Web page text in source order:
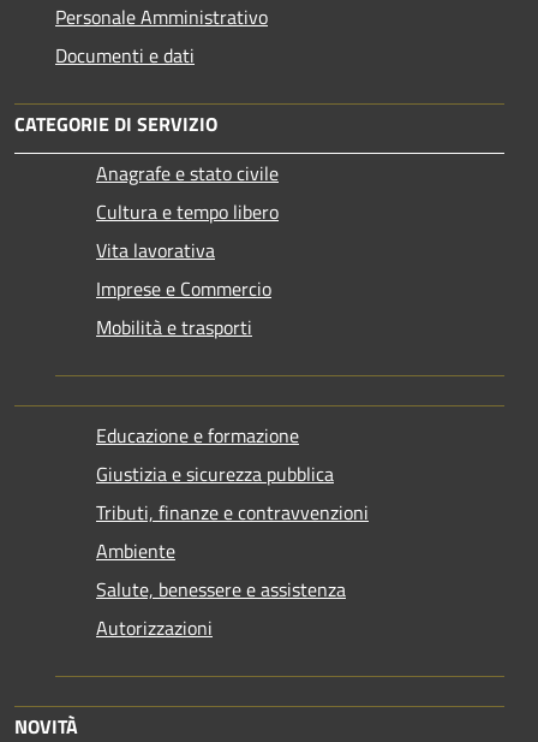
Personale Amministrativo
Documenti e dati
CATEGORIE DI SERVIZIO
Anagrafe e stato civile
Cultura e tempo libero
Vita lavorativa
Imprese e Commercio
Mobilità e trasporti
Educazione e formazione
Giustizia e sicurezza pubblica
Tributi, finanze e contravvenzioni
Ambiente
Salute, benessere e assistenza
Autorizzazioni
NOVITÀ